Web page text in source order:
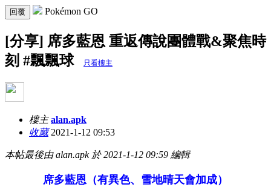
回覆 Pokémon GO
[分享] 席多藍恩 重返傳說團體戰&聚焦時
刻 #飄飄球
只看樓主
樓主 alan.apk
收藏2021-1-12 09:53
本帖最後由 alan.apk 於 2021-1-12 09:59 編輯
席多藍恩（有異色、雪地晴天會加成）